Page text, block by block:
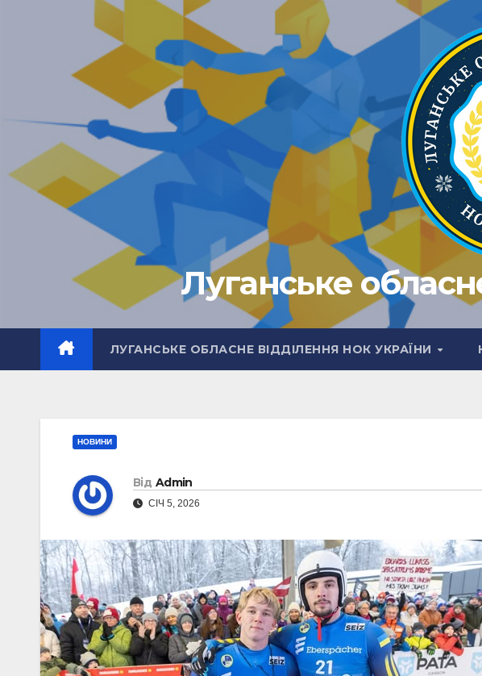
Луганське
ЛУГАНСЬКЕ ОБЛАСНЕ ВІДДІЛЕННЯ НОК УКРАЇНИ
НОВИНИ
Від Admin
СІЧ 5, 2026